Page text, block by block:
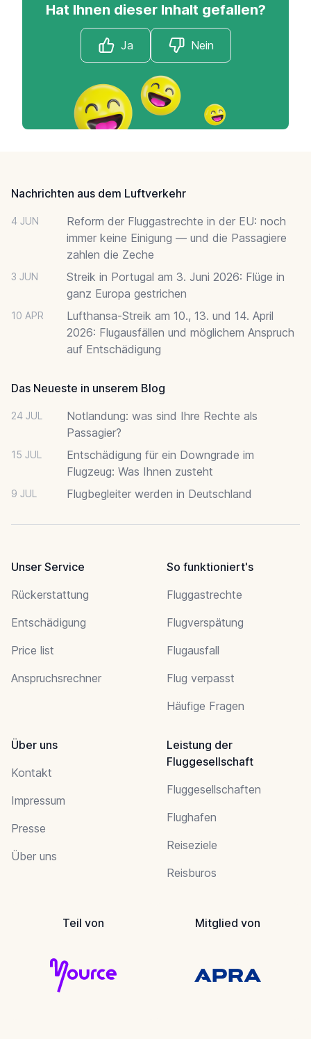
Hat Ihnen dieser Inhalt gefallen?
Ja Nein
Nachrichten aus dem Luftverkehr
4 JUN
Reform der Fluggastrechte in der EU: noch
immer keine Einigung — und die Passagiere
zahlen die Zeche
3 JUN
Streik in Portugal am 3. Juni 2026: Flüge in
ganz Europa gestrichen
10 APR
Lufthansa-Streik am 10., 13. und 14. April
2026: Flugausfällen und möglichem Anspruch
auf Entschädigung
Das Neueste in unserem Blog
24 JUL
Notlandung: was sind Ihre Rechte als
Passagier?
15 JUL
Entschädigung für ein Downgrade im
Flugzeug: Was Ihnen zusteht
9 JUL Flugbegleiter werden in Deutschland
Unser Service
Rückerstattung
Entschädigung
Price list
Anspruchsrechner
So funktioniert's
Fluggastrechte
Flugverspätung
Flugausfall
Flug verpasst
Häufige Fragen
Über uns
Kontakt
Impressum
Presse
Über uns
Leistung der
Fluggesellschaft
Fluggesellschaften
Flughafen
Reiseziele
Reisburos
Teil von Mitglied von